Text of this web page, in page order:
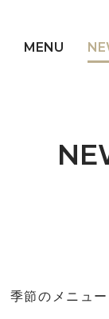
MENU
季節のメニュー